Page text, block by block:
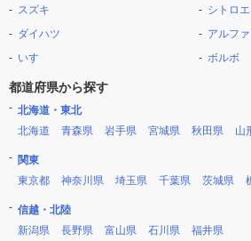
スズキ
ダイハツ
いすゞ
シトロ
アルフ
ボルボ
都道府県から探す
北海道・東北
北海道
青森県 岩手県 宮城県 秋田県 山
関東
東京都
神奈川県 埼玉県 千葉県 茨城県
信越・北陸
新潟県
長野県 富山県 石川県 福井県